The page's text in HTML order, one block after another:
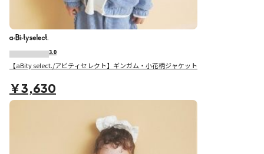
3.0
【aBity select./アビティセレクト】ギンガム・小花柄ジャケット
￥3,630